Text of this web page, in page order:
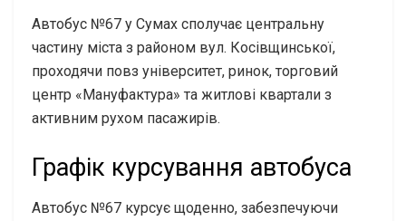
Автобус №67 у Сумах сполучає центральну
частину міста з районом вул. Косівщинської,
проходячи повз університет, ринок, торговий
центр «Мануфактура» та житлові квартали з
активним рухом пасажирів.
Графік курсування автобуса
Автобус №67 курсує щоденно, забезпечуючи